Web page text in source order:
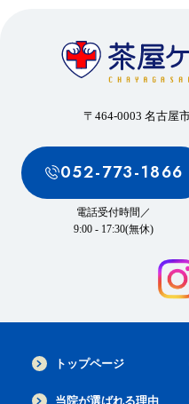
〒464-0003 名古屋
052-773-1866
電話受付時間／
9:00 - 17:30(無休)
トップページ
当院が選ばれる理由